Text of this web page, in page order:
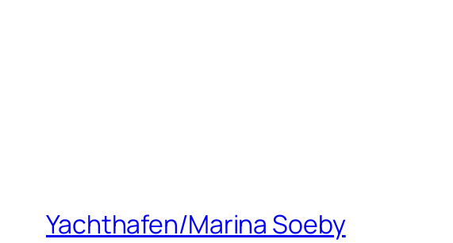
Yachthafen/Marina Soeby